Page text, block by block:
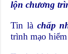
lộn chương
Tin là chấp
trình mạo